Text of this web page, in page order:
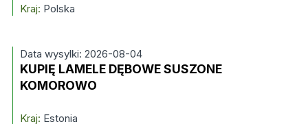
Kraj: Polska
Data wysylki: 2026-08-04
KUPIĘ LAMELE DĘBOWE SUSZONE
KOMOROWO
Kraj: Estonia